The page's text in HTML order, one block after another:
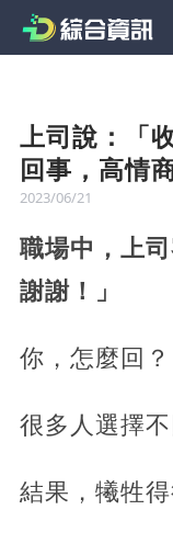
上司說：「
回事，高情
2023/06/21
職場中，上
謝謝！」
你，怎麼回？
很多人選擇不
結果，犧牲